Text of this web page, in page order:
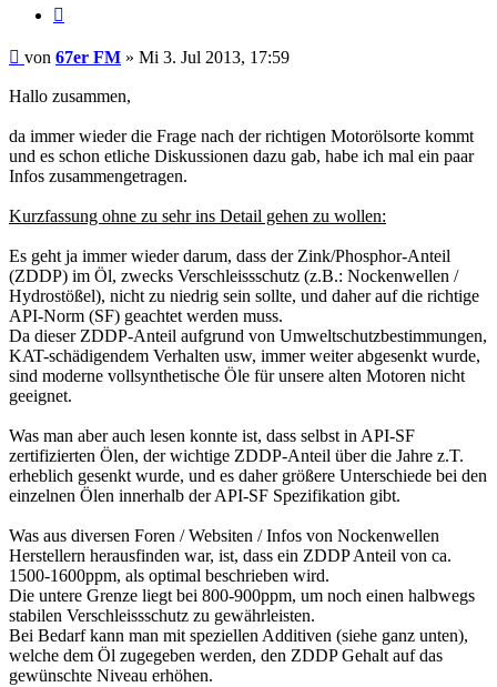
Beitrag
von 67er FM » Mi 3. Jul 2013, 17:59
Hallo zusammen,
da immer wieder die Frage nach der richtigen Motorölsorte kommt
und es schon etliche Diskussionen dazu gab, habe ich mal ein paar
Infos zusammengetragen.
Kurzfassung ohne zu sehr ins Detail gehen zu wollen:
Es geht ja immer wieder darum, dass der Zink/Phosphor-Anteil
(ZDDP) im Öl, zwecks Verschleissschutz (z.B.: Nockenwellen /
Hydrostößel), nicht zu niedrig sein sollte, und daher auf die richtige
API-Norm (SF) geachtet werden muss.
Da dieser ZDDP-Anteil aufgrund von Umweltschutzbestimmungen,
KAT-schädigendem Verhalten usw, immer weiter abgesenkt wurde,
sind moderne vollsynthetische Öle für unsere alten Motoren nicht
geeignet.
Was man aber auch lesen konnte ist, dass selbst in API-SF
zertifizierten Ölen, der wichtige ZDDP-Anteil über die Jahre z.T.
erheblich gesenkt wurde, und es daher größere Unterschiede bei den
einzelnen Ölen innerhalb der API-SF Spezifikation gibt.
Was aus diversen Foren / Websiten / Infos von Nockenwellen
Herstellern herausfinden war, ist, dass ein ZDDP Anteil von ca.
1500-1600ppm, als optimal beschrieben wird.
Die untere Grenze liegt bei 800-900ppm, um noch einen halbwegs
stabilen Verschleissschutz zu gewährleisten.
Bei Bedarf kann man mit speziellen Additiven (siehe ganz unten),
welche dem Öl zugegeben werden, den ZDDP Gehalt auf das
gewünschte Niveau erhöhen.